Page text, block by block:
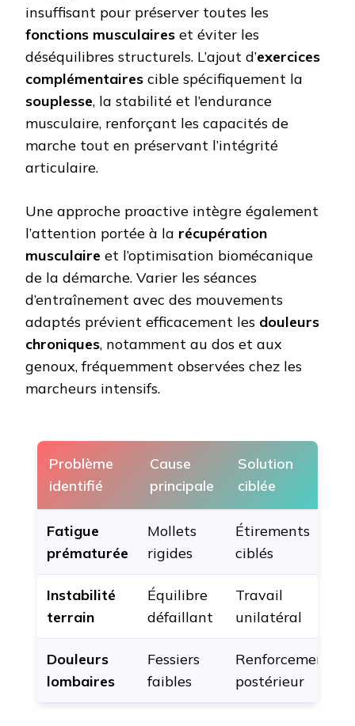
insuffisant pour préserver toutes les
fonctions musculaires et éviter les
déséquilibres structurels. L’ajout d’exercices
complémentaires cible spécifiquement la
souplesse, la stabilité et l’endurance
musculaire, renforçant les capacités de
marche tout en préservant l’intégrité
articulaire.
Une approche proactive intègre également
l’attention portée à la récupération
musculaire et l’optimisation biomécanique
de la démarche. Varier les séances
d’entraînement avec des mouvements
adaptés prévient efficacement les douleurs
chroniques, notamment au dos et aux
genoux, fréquemment observées chez les
marcheurs intensifs.
Problème
identifié
Cause
principale
Solution
ciblée
Fatigue
prématurée
Mollets
rigides
Étirements
ciblés
Instabilité
terrain
Équilibre
défaillant
Travail
unilatéral
Douleurs
lombaires
Fessiers
faibles
Renforcement
postérieur